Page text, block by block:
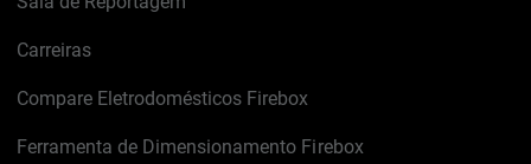
Carreiras
Compare Eletrodomésticos Firebox
Ferramenta de Dimensionamento Firebox